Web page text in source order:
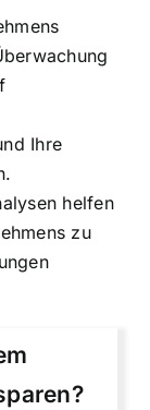
Ihre
helfen
zu